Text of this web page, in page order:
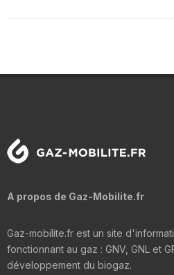
A propos de Gaz-Mobilite.fr
Gaz-mobilite.fr est un site
fonctionnant au gaz : GNV, GNL et
développement du biogaz.